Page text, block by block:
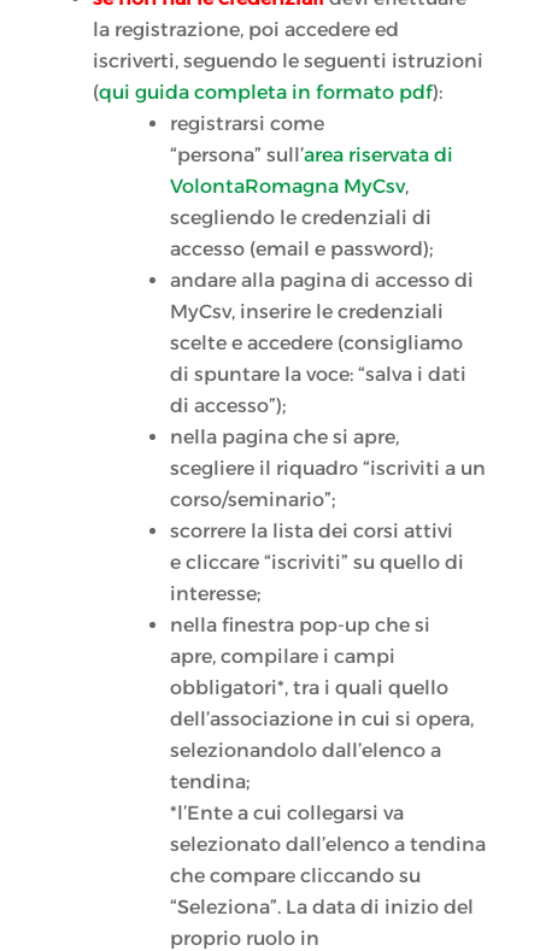
la registrazione, poi accedere ed
iscriverti, seguendo le seguenti istruzioni
(qui guida completa in formato pdf):
registrarsi come
“persona” sull’area riservata di
VolontaRomagna MyCsv,
scegliendo le credenziali di
accesso (email e password);
andare alla pagina di accesso di
MyCsv, inserire le credenziali
scelte e accedere (consigliamo
di spuntare la voce: “salva i dati
di accesso”);
nella pagina che si apre,
scegliere il riquadro “iscriviti a un
corso/seminario”;
scorrere la lista dei corsi attivi
e cliccare “iscriviti” su quello di
interesse;
nella finestra pop-up che si
apre, compilare i campi
obbligatori*, tra i quali quello
dell’associazione in cui si opera,
selezionandolo dall’elenco a
tendina;
*l’Ente a cui collegarsi va
selezionato dall’elenco a tendina
che compare cliccando su
“Seleziona”. La data di inizio del
proprio ruolo in